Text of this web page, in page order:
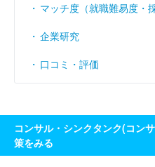
マッチ度（就職難易度・
企業研究
口コミ・評価
コンサル・シンクタンク(コン
策をみる